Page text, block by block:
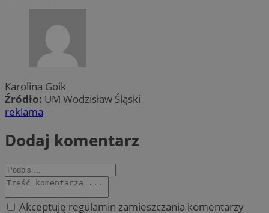
Karolina Goik
Źródło: UM Wodzisław Śląski
reklama
Dodaj komentarz
Akceptuję regulamin zamieszczania komentarzy